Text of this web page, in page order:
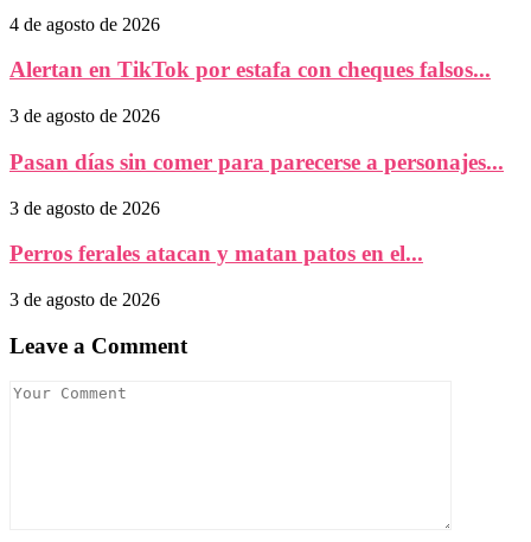
4 de agosto de 2026
Alertan en TikTok por estafa con cheques falsos...
3 de agosto de 2026
Pasan días sin comer para parecerse a personajes...
3 de agosto de 2026
Perros ferales atacan y matan patos en el...
3 de agosto de 2026
Leave a Comment